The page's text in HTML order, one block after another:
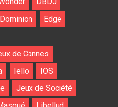
Dominion
Edge
de Cannes
Iello
IOS
Jeux de Société